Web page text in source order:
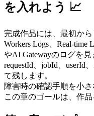
を入れよう 📈
完成作品には、最初から
Workers Logs、Real-time
やAI Gatewayのログを見
requestId、jobId、userId
て残します。
障害時の確認手順を小
この章のゴールは、作